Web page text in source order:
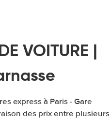
VOITURE |
express à Paris - Gare
des prix entre plusieurs